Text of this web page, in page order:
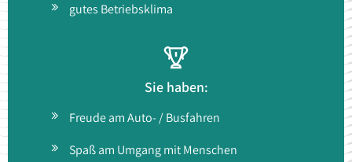
gutes Betriebsklima
Sie haben:
Freude am Auto- / Busfahren
Spaß am Umgang mit Menschen